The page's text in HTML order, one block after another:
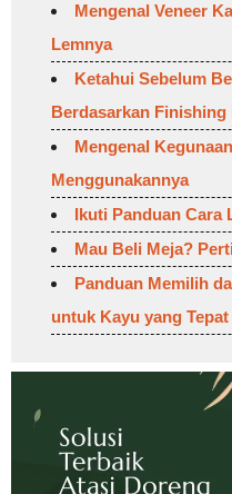
Mengenal Veneer
Lemnya
Ketahui Sebelum
Berdasarkan
Mengenal
Menggunakannya
Ikuti Panduan Cara
Mau Beli Meja?
Panduan Memilih
untuk Kayu yang Tepat